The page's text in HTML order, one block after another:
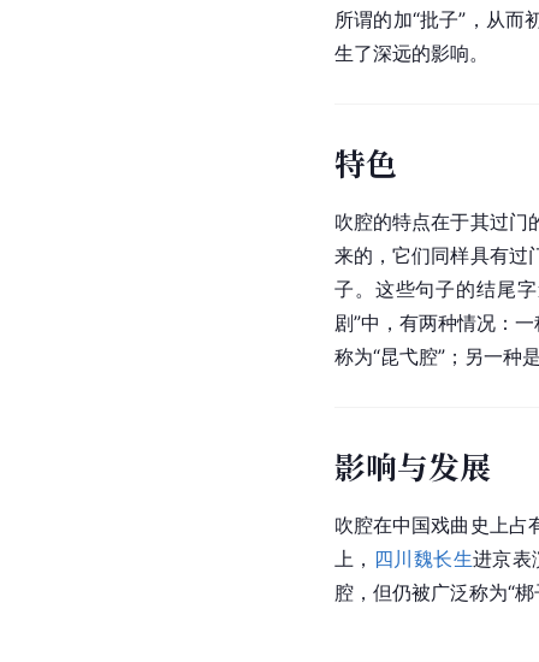
所谓的加“批子”，从
生了深远的影响。
特色
吹腔的特点在于其过门
来的，它们同样具有过
子。这些句子的结尾
剧”中，有两种情况：一
称为“昆弋腔”；另一种
影响与发展
吹腔在中国戏曲史上占
上， 四川魏长生进京表
腔，但仍被广泛称为“梆